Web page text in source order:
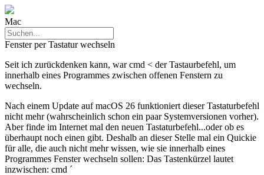
Mac
Fenster per Tastatur wechseln
Seit ich zurückdenken kann, warcmd < der Tastaurbefehl, um
innerhalb eines Programmes zwischen offenen Fenstern zu
wechseln.
Nach einem Update auf macOS 26 funktioniert dieser Tastaturbefehl
nicht mehr (wahrscheinlich schon ein paar Systemversionen vorher).
Aber finde im Internet mal den neuen Tastaturbefehl...oder ob es
überhaupt noch einen gibt. Deshalb an dieser Stelle mal ein Quickie
für alle, die auch nicht mehr wissen, wie sie innerhalb eines
Programmes Fenster wechseln sollen: Das Tastenkürzel lautet
inzwischen: cmd ´